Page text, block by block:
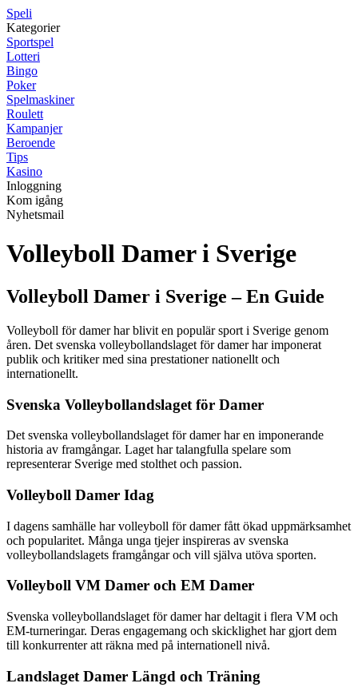
Speli
Kategorier
Sportspel
Lotteri
Bingo
Poker
Spelmaskiner
Roulett
Kampanjer
Beroende
Tips
Kasino
Inloggning
Kom igång
Nyhetsmail
Volleyboll Damer i Sverige
Volleyboll Damer i Sverige – En Guide
Volleyboll för damer har blivit en populär sport i Sverige genom
åren. Det svenska volleybollandslaget för damer har imponerat
publik och kritiker med sina prestationer nationellt och
internationellt.
Svenska Volleybollandslaget för Damer
Det svenska volleybollandslaget för damer har en imponerande
historia av framgångar. Laget har talangfulla spelare som
representerar Sverige med stolthet och passion.
Volleyboll Damer Idag
I dagens samhälle har volleyboll för damer fått ökad uppmärksamhet
och popularitet. Många unga tjejer inspireras av svenska
volleybollandslagets framgångar och vill själva utöva sporten.
Volleyboll VM Damer och EM Damer
Svenska volleybollandslaget för damer har deltagit i flera VM och
EM-turneringar. Deras engagemang och skicklighet har gjort dem
till konkurrenter att räkna med på internationell nivå.
Landslaget Damer Längd och Träning